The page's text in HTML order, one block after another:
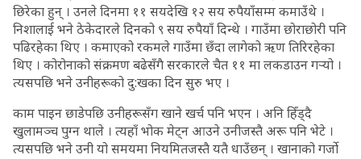
छिरेका हुन् । उनले दिनमा ११ सयदेखि १२ सय रुपैयाँसम्म कमाउँथे ।
निशालाई भने ठेकेदारले दिनको ९ सय रुपैयाँ दिन्थे । गाउँमा छोराछोरी पनि
पढिरहेका थिए । कमाएको रकमले गाउँमा छँदा लागेको ऋण तिरिरहेका
थिए । कोरोनाको संक्रमण बढेसँगै सरकारले चैत ११ मा लकडाउन गर्‍यो ।
त्यसपछि भने उनीहरूको दु:खका दिन सुरु भए ।
काम पाइन छाडेपछि उनीहरूसँग खाने खर्च पनि भएन । अनि हिँड्दै
खुलामञ्च पुग्न थाले । त्यहाँ भोक मेट्न आउने उनीजस्तै अरू पनि भेटे ।
त्यसपछि भने उनी यो समयमा नियमितजस्तै यतै धाउँछन् । खानाको गर्जो